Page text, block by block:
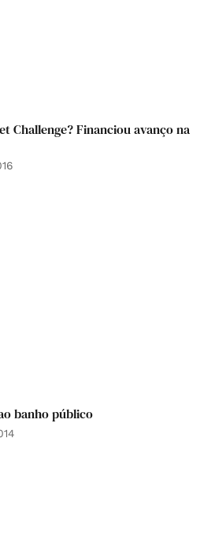
Challenge? Financiou avanço na
banho público